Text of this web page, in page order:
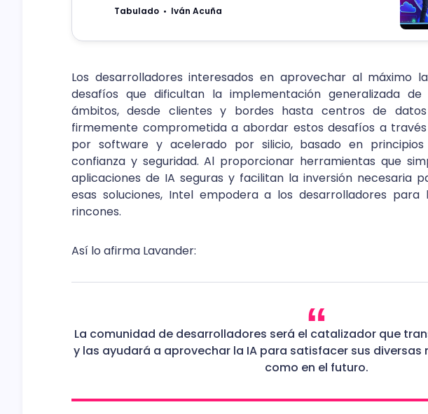
Tabulado Iván Acuña
Los desarrolladores interesados en aprovechar al máximo
desafíos que dificultan la implementación generalizada de
ámbitos, desde clientes y bordes hasta centros de
firmemente comprometida a abordar estos desafíos a
por software y acelerado por silicio, basado en
confianza y seguridad. Al proporcionar herramientas que
aplicaciones de IA seguras y facilitan la inversión necesaria
esas soluciones, Intel empodera a los desarrolladores
rincones.
Así lo afirma Lavander:
La comunidad de desarrolladores será el catalizador que
y las ayudará a aprovechar la IA para satisfacer sus
como en el futuro.